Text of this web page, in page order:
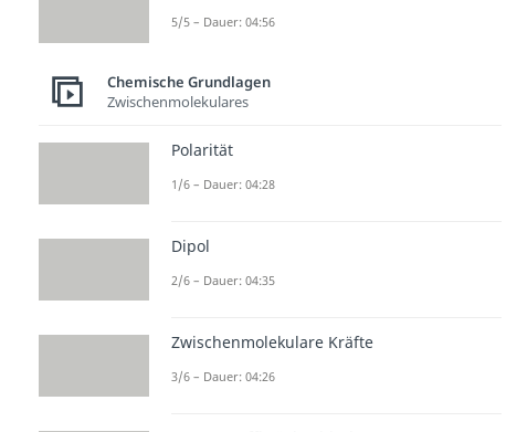
5/5 – Dauer: 04:56
Chemische Grundlagen
Zwischenmolekulares
Polarität
1/6 – Dauer: 04:28
Dipol
2/6 – Dauer: 04:35
Zwischenmolekulare Kräfte
3/6 – Dauer: 04:26